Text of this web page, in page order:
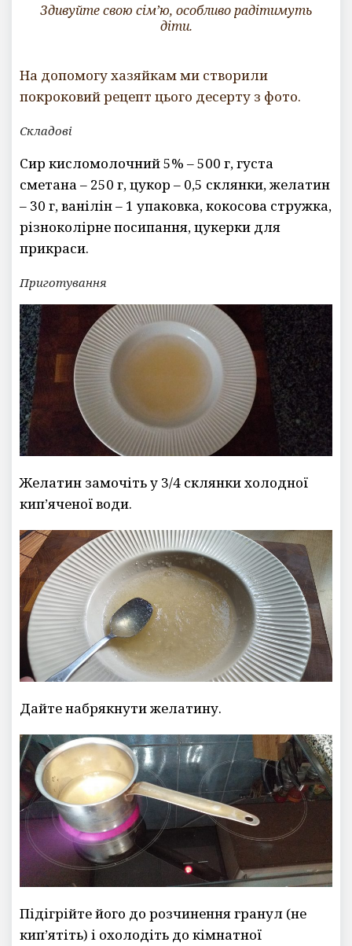
Здивуйте свою сім’ю, особливо радітимуть
діти.
На допомогу хазяйкам ми створили
покроковий рецепт цього десерту з фото.
Складові
Сир кисломолочний 5% – 500 г, густа
сметана – 250 г, цукор – 0,5 склянки, желатин
– 30 г, ванілін – 1 упаковка, кокосова стружка,
різноколірне посипання, цукерки для
прикраси.
Приготування
Желатин замочіть у 3/4 склянки холодної
кип’яченої води.
Дайте набрякнути желатину.
Підігрійте його до розчинення гранул (не
кип’ятіть) і охолодіть до кімнатної